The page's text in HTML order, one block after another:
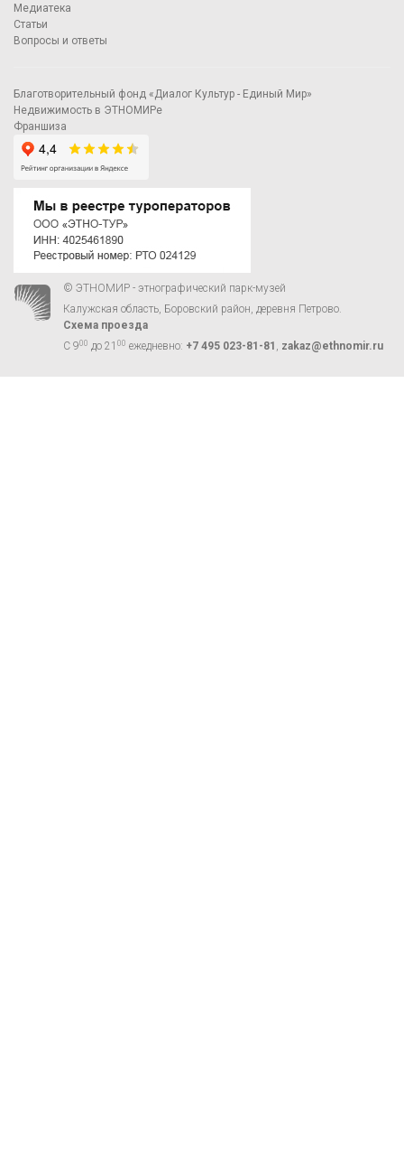
Медиатека
Статьи
Вопросы и ответы
Благотворительный фонд «Диалог Культур - Единый Мир»
Недвижимость в ЭТНОМИРе
Франшиза
© ЭТНОМИР - этнографический парк-музей
Калужская область, Боровский район, деревня Петрово.
Схема проезда
С 900 до 21 00 ежедневно: +7 495 023-81-81 , zakaz@ethnomir.ru